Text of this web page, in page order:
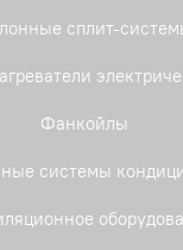
сплит-
Фанкойлы
системы